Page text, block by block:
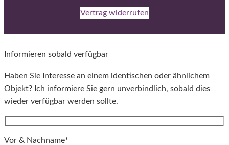
Vertrag widerrufen
Informieren sobald verfügbar
Haben Sie Interesse an einem identischen oder ähnlichem
Objekt? Ich informiere Sie gern unverbindlich, sobald dies
wieder verfügbar werden sollte.
Vor & Nachname*